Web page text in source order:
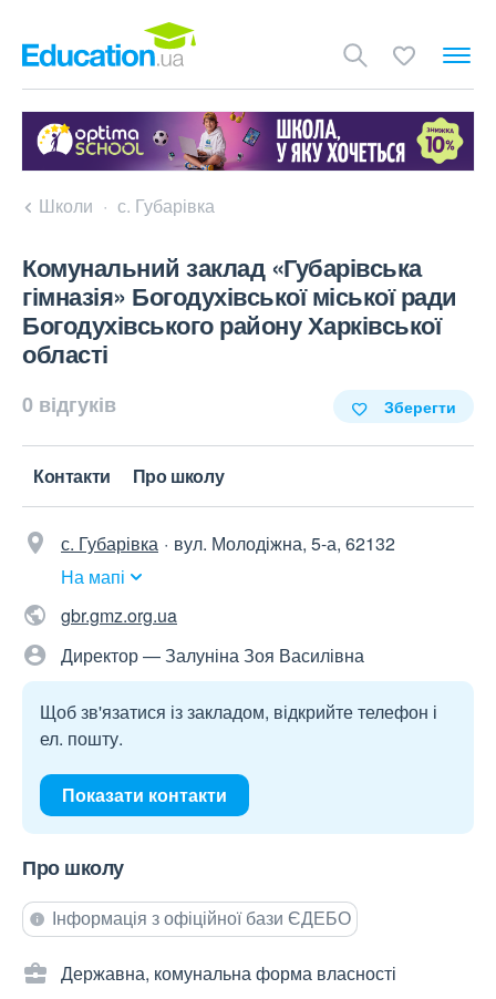
Школи с. Губарівка
Комунальний заклад «Губарівська
гімназія» Богодухівської міської ради
Богодухівського району Харківської
області
0 відгуків Зберегти
Контакти Про школу
с. Губарівка
вул. Молодіжна, 5-а, 62132
На мапі
gbr.gmz.org.ua
Директор — Залуніна Зоя Василівна
Щоб зв'язатися із закладом, відкрийте телефон і
ел. пошту.
Показати контакти
Про школу
Інформація з офіційної бази ЄДЕБО
Державна, комунальна форма власності